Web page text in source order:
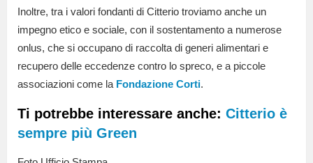
Inoltre, tra i valori fondanti di Citterio troviamo anche un
impegno etico e sociale, con il sostentamento a numerose
onlus, che si occupano di raccolta di generi alimentari e
recupero delle eccedenze contro lo spreco, e a piccole
associazioni come la Fondazione Corti.
Ti potrebbe interessare anche: Citterio è
sempre più Green